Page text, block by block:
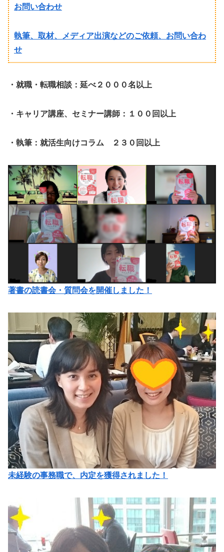
お問い合わせ
執筆、取材、メディア出演などのご依頼、お問い合わ
せ
・就職・転職相談：延べ２０００名以上
・キャリア講座、セミナー講師：１００回以上
・執筆：就活生向けコラム ２３０回以上
著書の読書会・質問会を開催しました！
未経験の事務職で、内定を獲得されました！